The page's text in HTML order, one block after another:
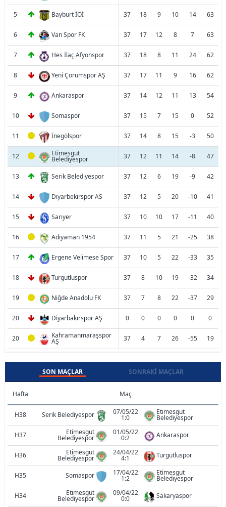
5 Bayburt İÖİ 37 18 9 10 14 63
6 Van Spor FK 37 17 12 8 7 63
7 Hes İlaç Afyonspor 37 18 8 11 24 62
8 Yeni Çorumspor AŞ 37 17 11 9 16 62
9 Ankaraspor 37 14 12 11 13 54
10 Somaspor 37 15 7 15 0 52
11 İnegölspor 37 14 8 15 -3 50
12 Etimesgut
Belediyespor 37 12 11 14 -8 47
13 Serik Belediyespor 37 12 6 19 -9 42
14 Diyarbekirspor AS 37 12 5 20 -10 41
15 Sarıyer 37 10 10 17 -11 40
16 Adıyaman 1954 37 11 5 21 -25 38
17 Ergene Velimese Spor 37 10 5 22 -33 35
18 Turgutluspor 37 8 10 19 -32 34
19 Niğde Anadolu FK 37 7 8 22 -37 29
20 Diyarbakırspor AŞ 0 0 0 0 0 0
20 Kahramanmaraşspor
AŞ 37 4 7 26 -55 19
SON MAÇLAR SONRAKI MAÇLAR
Hafta Maç
H38 Serik Belediyespor 07/05/22
1:0
Etimesgut
Belediyespor
H37
Etimesgut
Belediyespor
01/05/22
0:2 Ankaraspor
H36 Etimesgut
Belediyespor
24/04/22
4:1 Turgutluspor
H35 Somaspor 17/04/22
1:2
Etimesgut
Belediyespor
H34
Etimesgut
Belediyespor
09/04/22
0:0 Sakaryaspor